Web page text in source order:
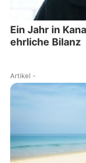
Ein Jahr in
ehrliche Bilanz
Artikel -